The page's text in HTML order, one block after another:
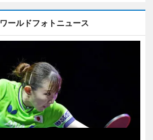
ワールドフォトニュース